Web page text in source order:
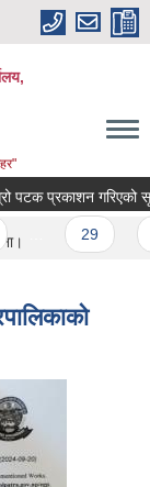
सवारी साधन भाडामा लिने सम्बन्धी दोस्रो पटक
…